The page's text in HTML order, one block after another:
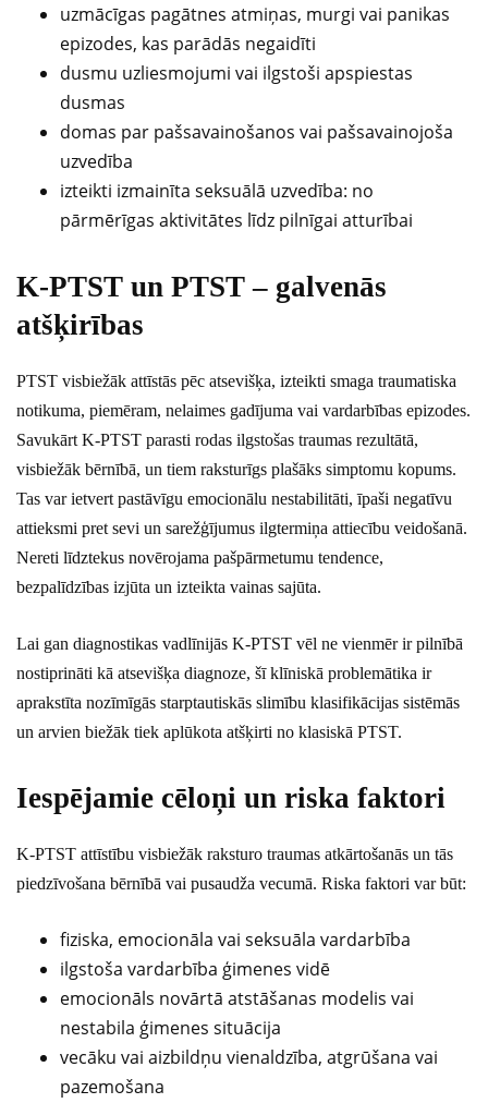
uzmācīgas pagātnes atmiņas, murgi vai panikas
epizodes, kas parādās negaidīti
dusmu uzliesmojumi vai ilgstoši apspiestas
dusmas
domas par pašsavainošanos vai pašsavainojoša
uzvedība
izteikti izmainīta seksuālā uzvedība: no
pārmērīgas aktivitātes līdz pilnīgai atturībai
K-PTST un PTST – galvenās
atšķirības
PTST visbiežāk attīstās pēc atsevišķa, izteikti smaga traumatiska
notikuma, piemēram, nelaimes gadījuma vai vardarbības epizodes.
Savukārt K-PTST parasti rodas ilgstošas traumas rezultātā,
visbiežāk bērnībā, un tiem raksturīgs plašāks simptomu kopums.
Tas var ietvert pastāvīgu emocionālu nestabilitāti, īpaši negatīvu
attieksmi pret sevi un sarežģījumus ilgtermiņa attiecību veidošanā.
Nereti līdztekus novērojama pašpārmetumu tendence,
bezpalīdzības izjūta un izteikta vainas sajūta.
Lai gan diagnostikas vadlīnijās K-PTST vēl ne vienmēr ir pilnībā
nostiprināti kā atsevišķa diagnoze, šī klīniskā problemātika ir
aprakstīta nozīmīgās starptautiskās slimību klasifikācijas sistēmās
un arvien biežāk tiek aplūkota atšķirti no klasiskā PTST.
Iespējamie cēloņi un riska faktori
K-PTST attīstību visbiežāk raksturo traumas atkārtošanās un tās
piedzīvošana bērnībā vai pusaudža vecumā. Riska faktori var būt:
fiziska, emocionāla vai seksuāla vardarbība
ilgstoša vardarbība ģimenes vidē
emocionāls novārtā atstāšanas modelis vai
nestabila ģimenes situācija
vecāku vai aizbildņu vienaldzība, atgrūšana vai
pazemošana